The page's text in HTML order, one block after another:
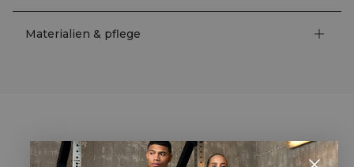
Materialien & pflege
STYLE WITH